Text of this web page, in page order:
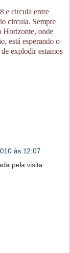
e circula entre
circula. Sempre
Horizonte, onde
está esperando o
explodir estamos
às 12:07
pela visita.